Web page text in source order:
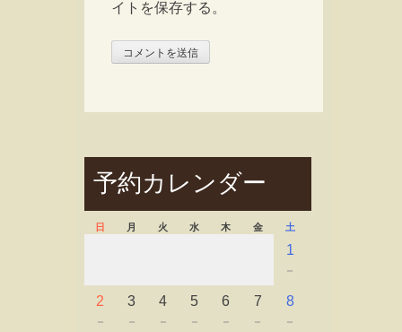
イトを保存する。
予約カレンダー
日 月 火 水 木 金 土
1
－
2
－
3
－
4
－
5
－
6
－
7
－
8
－